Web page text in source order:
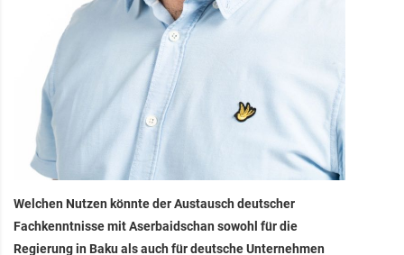
Welchen Nutzen könnte der Austausch deutscher
Fachkenntnisse mit Aserbaidschan sowohl für die
Regierung in Baku als auch für deutsche Unternehmen